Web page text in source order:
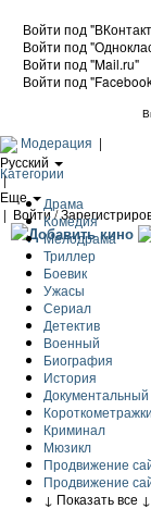
Войти под
Войти под
Войти под "Mail.ru"
Войти под
Модерация |
Русский
|
Еще
| Войти /
Добавить кино
Категории
Драма
Комедия
Мелодрама
Триллер
Боевик
Ужасы
Сериал
Детектив
Военный
Биография
История
Документальный
Короткометражки
Криминал
Мюзикл
Продвижение
Продвижение
↓ Показать все ↓